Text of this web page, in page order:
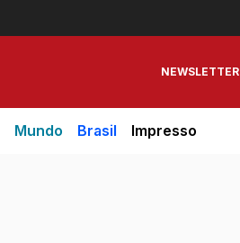
NEWSLETTER
Mundo Brasil Impresso